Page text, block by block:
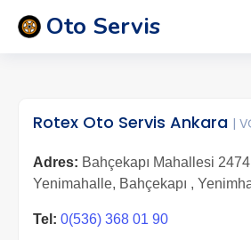
Oto Servis
Rotex Oto Servis Ankara |
Adres: Bahçekapı Mahallesi
Yenimahalle, Bahçekapı ,
Tel: 0(536) 368 01 90